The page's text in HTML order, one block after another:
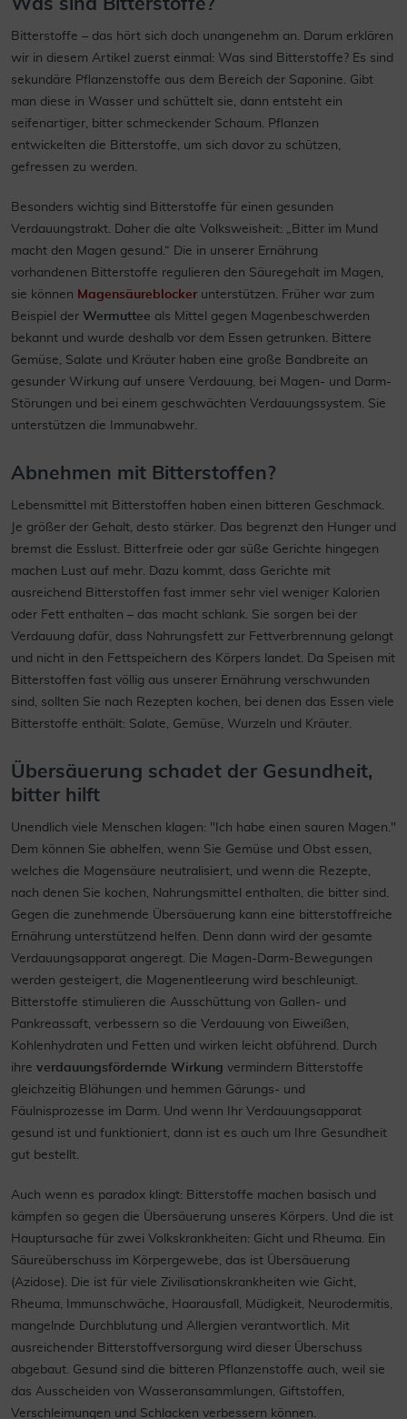
Bitterstoffe – das hört sich doch unangenehm an. Darum erklären
wir in diesem Artikel zuerst einmal: Was sind Bitterstoffe? Es sind
sekundäre Pflanzenstoffe aus dem Bereich der Saponine. Gibt
man diese in Wasser und schüttelt sie, dann entsteht ein
seifenartiger, bitter schmeckender Schaum. Pflanzen
entwickelten die Bitterstoffe, um sich davor zu schützen,
gefressen zu werden.
Besonders wichtig sind Bitterstoffe für einen gesunden
Verdauungstrakt. Daher die alte Volksweisheit: „Bitter im Mund
macht den Magen gesund.“ Die in unserer Ernährung
vorhandenen Bitterstoffe regulieren den Säuregehalt im Magen,
sie können Magensäureblockerunterstützen. Früher war zum
Beispiel der Wermuttee als Mittel gegen Magenbeschwerden
bekannt und wurde deshalb vor dem Essen getrunken. Bittere
Gemüse, Salate und Kräuter haben eine große Bandbreite an
gesunder Wirkung auf unsere Verdauung, bei Magen- und Darm-
Störungen und bei einem geschwächten Verdauungssystem. Sie
unterstützen die Immunabwehr.
Abnehmen mit Bitterstoffen?
Lebensmittel mit Bitterstoffen haben einen bitteren Geschmack.
Je größer der Gehalt, desto stärker. Das begrenzt den Hunger und
bremst die Esslust. Bitterfreie oder gar süße Gerichte hingegen
machen Lust auf mehr. Dazu kommt, dass Gerichte mit
ausreichend Bitterstoffen fast immer sehr viel weniger Kalorien
oder Fett enthalten – das macht schlank. Sie sorgen bei der
Verdauung dafür, dass Nahrungsfett zur Fettverbrennung gelangt
und nicht in den Fettspeichern des Körpers landet. Da Speisen mit
Bitterstoffen fast völlig aus unserer Ernährung verschwunden
sind, sollten Sie nach Rezepten kochen, bei denen das Essen viele
Bitterstoffe enthält: Salate, Gemüse, Wurzeln und Kräuter.
Übersäuerung schadet der Gesundheit,
bitter hilft
Unendlich viele Menschen klagen: "Ich habe einen sauren Magen."
Dem können Sie abhelfen, wenn Sie Gemüse und Obst essen,
welches die Magensäure neutralisiert, und wenn die Rezepte,
nach denen Sie kochen, Nahrungsmittel enthalten, die bitter sind.
Gegen die zunehmende Übersäuerung kann eine bitterstoffreiche
Ernährung unterstützend helfen. Denn dann wird der gesamte
Verdauungsapparat angeregt. Die Magen-Darm-Bewegungen
werden gesteigert, die Magenentleerung wird beschleunigt.
Bitterstoffe stimulieren die Ausschüttung von Gallen- und
Pankreassaft, verbessern so die Verdauung von Eiweißen,
Kohlenhydraten und Fetten und wirken leicht abführend. Durch
ihre verdauungsfördernde Wirkung vermindern Bitterstoffe
gleichzeitig Blähungen und hemmen Gärungs- und
Fäulnisprozesse im Darm. Und wenn Ihr Verdauungsapparat
gesund ist und funktioniert, dann ist es auch um Ihre Gesundheit
gut bestellt.
Auch wenn es paradox klingt: Bitterstoffe machen basisch und
kämpfen so gegen die Übersäuerung unseres Körpers. Und die ist
Hauptursache für zwei Volkskrankheiten: Gicht und Rheuma. Ein
Säureüberschuss im Körpergewebe, das ist Übersäuerung
(Azidose). Die ist für viele Zivilisationskrankheiten wie Gicht,
Rheuma, Immunschwäche, Haarausfall, Müdigkeit, Neurodermitis,
mangelnde Durchblutung und Allergien verantwortlich. Mit
ausreichender Bitterstoffversorgung wird dieser Überschuss
abgebaut. Gesund sind die bitteren Pflanzenstoffe auch, weil sie
das Ausscheiden von Wasseransammlungen, Giftstoffen,
Verschleimungen und Schlacken verbessern können.